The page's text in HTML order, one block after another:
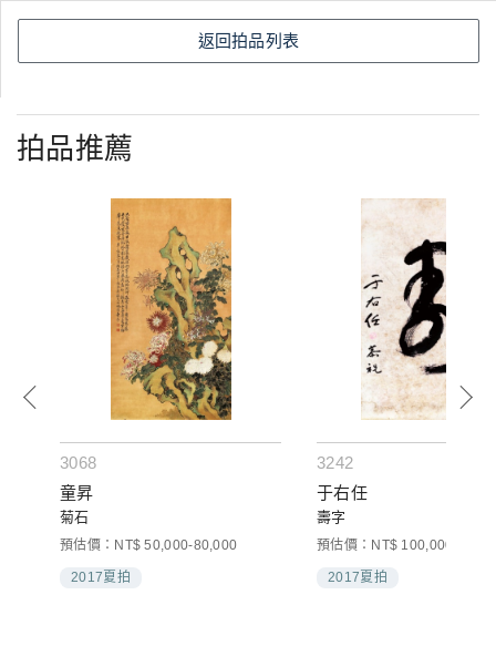
返回拍品列表
拍品推薦
3068
童昇
菊石
預估價：NT$ 50,000-80,000
2017夏拍
3242
于右任
壽字
預估價：NT$ 100,000-
2017夏拍